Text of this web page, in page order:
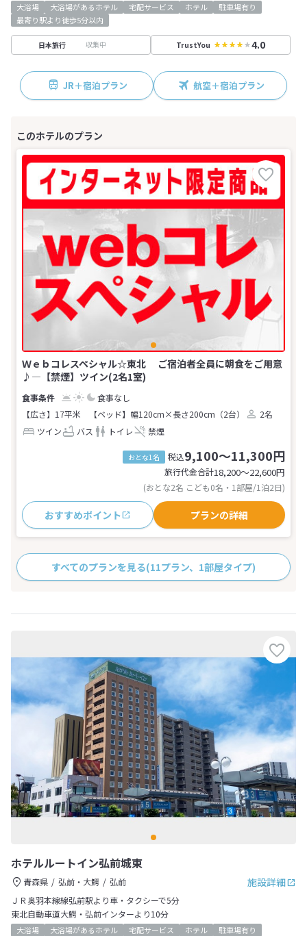
大浴場 大浴場があるホテル 宅配サービス ホテル
駐車場有り
最寄り駅より徒歩5分以内
日本旅行 収集中 TrustYou 4.0
JR＋宿泊プラン 航空＋宿泊プラン
Ｗｅｂコレスペシャル☆東北 ご宿泊者全員に朝食をご用意
♪―【禁煙】ツイン(2名1室)
食事なし
【広さ】17平米
【ベッド】幅120cm×長さ200cm（2台）
2名
ツイン
バス トイレ 禁煙
おとな1名 税込9,100～11,300円
旅行代金合計18,200〜22,600円
(おとな2名 こども0名・1部屋/1泊2日)
おすすめポイント プランの詳細
すべてのプランを見る(11プラン、1部屋タイプ)
ホテルルートイン弘前城東
施設詳細
青森県 弘前・大鰐
弘前
ＪＲ奥羽本線線弘前駅より車・タクシーで5分
東北自動車道大鰐・弘前インターより10分
大浴場 大浴場があるホテル 宅配サービス ホテル
駐車場有り